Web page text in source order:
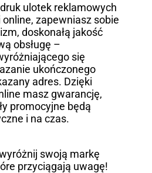
ulotek reklamowych
zapewniasz sobie
doskonałą jakość
obsługę –
się
ukończonego
adres. Dzięki
masz gwarancję,
promocyjne będą
i na czas.
swoją markę
przyciągają uwagę!